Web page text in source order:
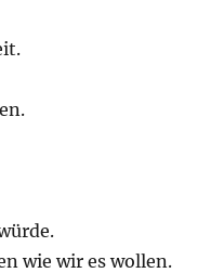
wie wir es wollen.